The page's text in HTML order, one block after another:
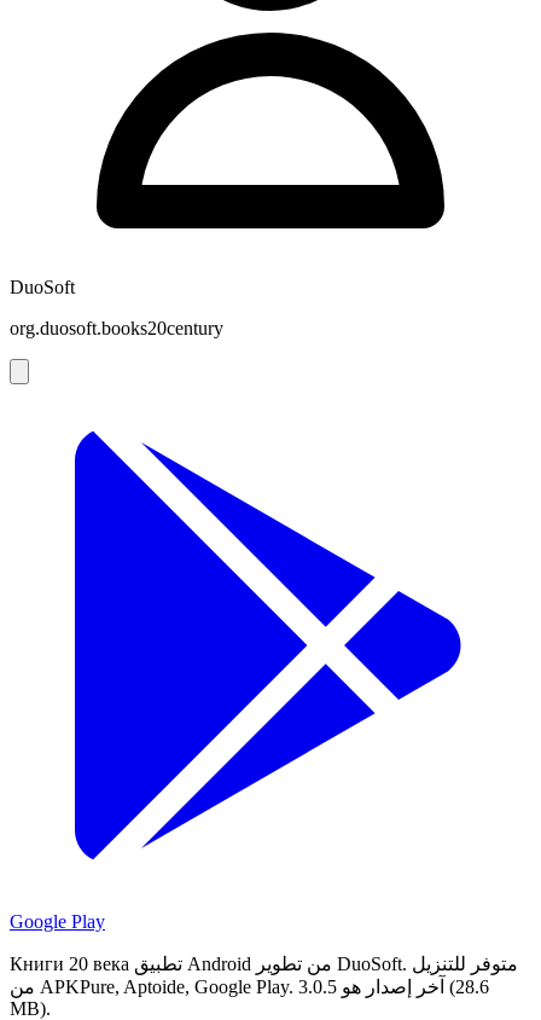
DuoSoft
org.duosoft.books20century
Google Play
Книги 20 века تطبيق Android من تطوير DuoSoft. متوفر للتنزيل
من APKPure, Aptoide, Google Play. آخر إصدار هو 3.0.5 (28.6
MB).